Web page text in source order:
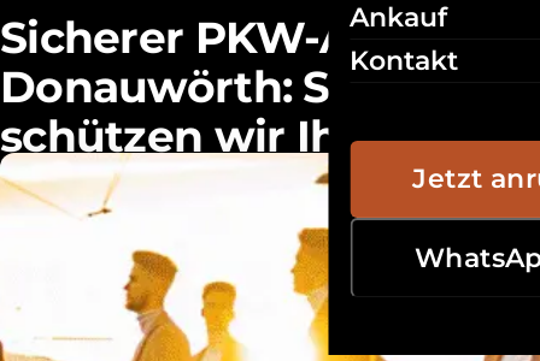
Ankauf
Kontakt
Jetzt
Sicherer PKW-Ankauf in
Donauwörth: So
schützen wir Ihre Daten
effektiv